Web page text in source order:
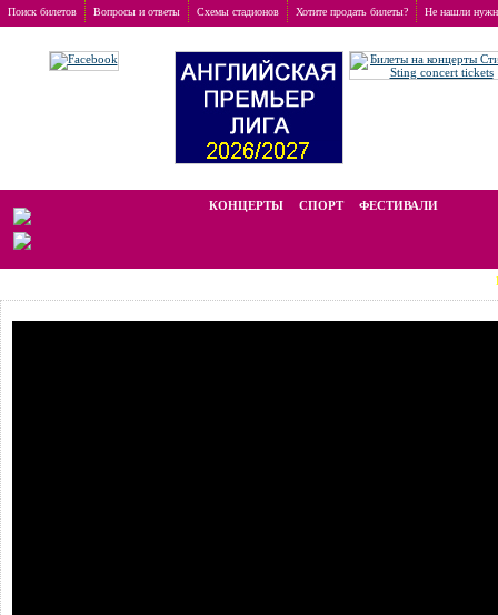
Поиск билетов Вопросы и ответы Схемы стадионов Хотите продать билеты? Не нашли
КОНЦЕРТЫ СПОРТ ФЕСТИВАЛИ
LAST